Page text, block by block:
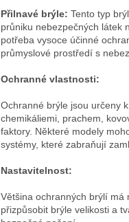
Přilnavé brýle: Tento typ
průniku nebezpečných látek
potřeba vysoce účinné
průmyslové prostředí s
Ochranné vlastnosti:
Ochranné brýle jsou určeny
chemikáliemi, prachem,
faktory. Některé modely
systémy, které zabraňují
Nastavitelnost:
Většina ochranných brýlí má
přizpůsobit brýle velikosti a